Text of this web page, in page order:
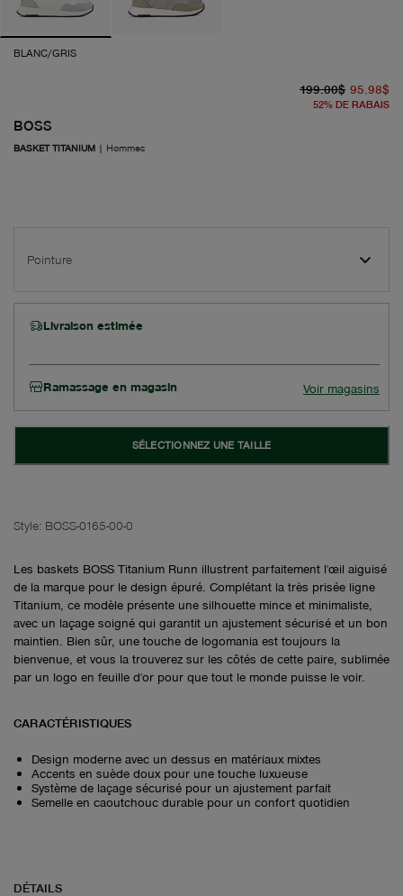
BLANC/GRIS
BOSS
BASKET TITANIUM | Hommes
199.00$ 95.98$
52% DE RABAIS
Pointure
Livraison estimée
Ramassage en magasin Voir magasins
SÉLECTIONNEZ UNE TAILLE
Style: BOSS-0165-00-0
Les baskets BOSS Titanium Runn illustrent parfaitement l'œil aiguisé
de la marque pour le design épuré. Complétant la très prisée ligne
Titanium, ce modèle présente une silhouette mince et minimaliste,
avec un laçage soigné qui garantit un ajustement sécurisé et un bon
maintien. Bien sûr, une touche de logomania est toujours la
bienvenue, et vous la trouverez sur les côtés de cette paire, sublimée
par un logo en feuille d'or pour que tout le monde puisse le voir.
CARACTÉRISTIQUES
Design moderne avec un dessus en matériaux mixtes
Accents en suède doux pour une touche luxueuse
Système de laçage sécurisé pour un ajustement parfait
Semelle en caoutchouc durable pour un confort quotidien
DÉTAILS